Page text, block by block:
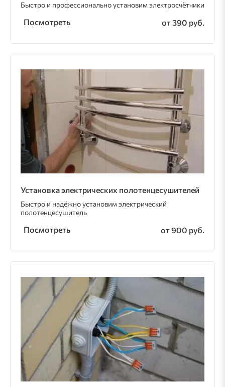
Быстро и профессионально установим электросчётчики
Посмотреть от 390 руб.
Установка электрических полотенцесушителей
Быстро и надёжно установим электрический
полотенцесушитель
Посмотреть от 900 руб.